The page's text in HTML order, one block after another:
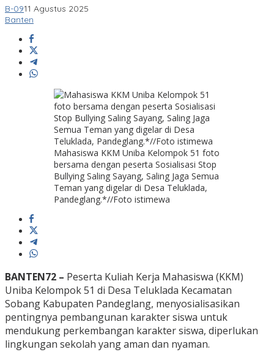
B-0911 Agustus 2025
Banten
Mahasiswa KKM Uniba Kelompok 51 foto
bersama dengan peserta Sosialisasi Stop
Bullying Saling Sayang, Saling Jaga Semua
Teman yang digelar di Desa Teluklada,
Pandeglang.*//Foto istimewa
BANTEN72 – Peserta Kuliah Kerja Mahasiswa (KKM)
Uniba Kelompok 51 di Desa Teluklada Kecamatan
Sobang Kabupaten Pandeglang, menyosialisasikan
pentingnya pembangunan karakter siswa untuk
mendukung perkembangan karakter siswa, diperlukan
lingkungan sekolah yang aman dan nyaman.